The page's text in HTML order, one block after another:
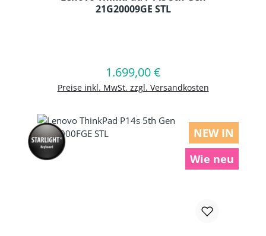
21G20009GE STL
Regulärer Preis:
1.699,00 €
Preise inkl. MwSt. zzgl. Versandkosten
In den Warenkorb
NEW IN
Wie neu